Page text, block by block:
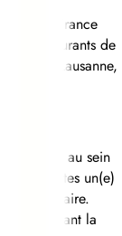
en France
restaurants de
Dubaï, Lausanne,
Chef(fe) au sein
vous êtes un(e)
gestionnaire.
maintenant la